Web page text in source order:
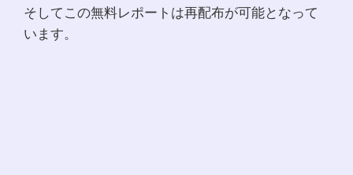
そしてこの無料レポートは再配布が可能となって
います。